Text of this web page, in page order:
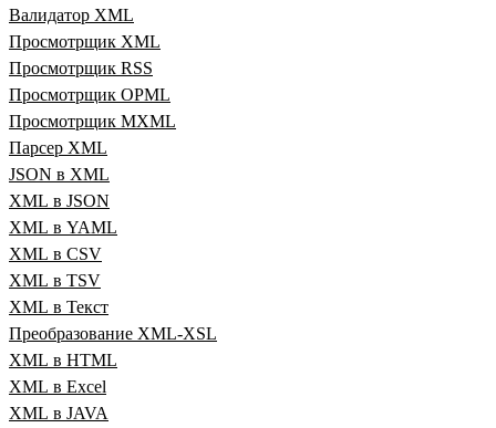
Валидатор XML
Просмотрщик XML
Просмотрщик RSS
Просмотрщик OPML
Просмотрщик MXML
Парсер XML
JSON в XML
XML в JSON
XML в YAML
XML в CSV
XML в TSV
XML в Текст
Преобразование XML‑XSL
XML в HTML
XML в Excel
XML в JAVA